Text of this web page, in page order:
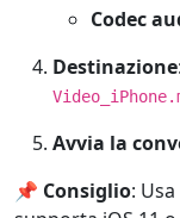
Codec
Destinazione
Avvia la
📌 Consiglio: Usa